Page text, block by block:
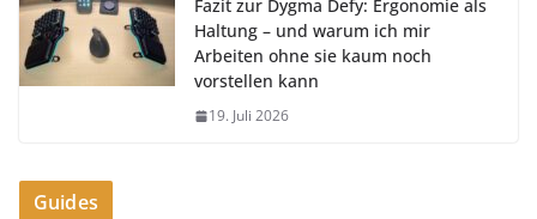
Fazit zur Dygma Defy: Ergonomie als
Haltung – und warum ich mir
Arbeiten ohne sie kaum noch
vorstellen kann
19. Juli 2026
Guides